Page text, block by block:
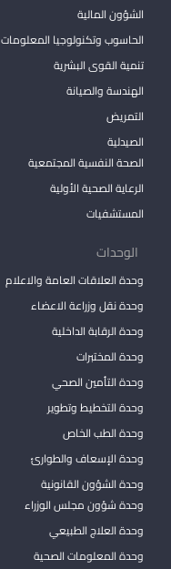
الشؤون المالية
الحاسوب وتكنولوجيا المعلومات
تنمية القوى البشرية
الهندسة والصيانة
التمريض
الصيدلية
الصحة النفسية المجتمعية
الرعاية الصحية الأولية
المستشفيات
الوحدات
وحدة العلاقات العامة والاعلام
وحدة نقل وزراعة الاعضاء
وحدة الرقابة الداخلية
وحدة المختبرات
وحدة التأمين الصحي
وحدة التخطيط وتطوير
وحدة الطب الخاص
وحدة الإسعاف والطوارئ
وحدة الشؤون القانونية
وحدة شؤون مجلس الوزراء
وحدة العلاج الطبيعي
وحدة المعلومات الصحية